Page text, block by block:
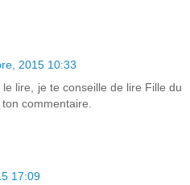
2015 10:33
lire, je te conseille de lire Fille du
commentaire.
17:09